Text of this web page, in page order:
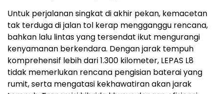
Untuk perjalanan singkat di akhir pekan, kemacetan
tak terduga di jalan tol kerap mengganggu rencana,
bahkan lalu lintas yang tersendat ikut mengurangi
kenyamanan berkendara. Dengan jarak tempuh
komprehensif lebih dari 1.300 kilometer, LEPAS L8
tidak memerlukan rencana pengisian baterai yang
rumit, serta mengatasi kekhawatiran akan jarak